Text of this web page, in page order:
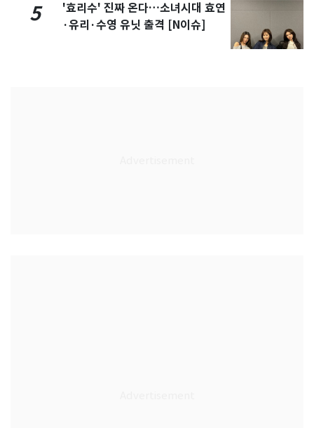
5
'효리수' 진짜 온다…소녀시대 효연
·유리·수영 유닛 출격 [N이슈]